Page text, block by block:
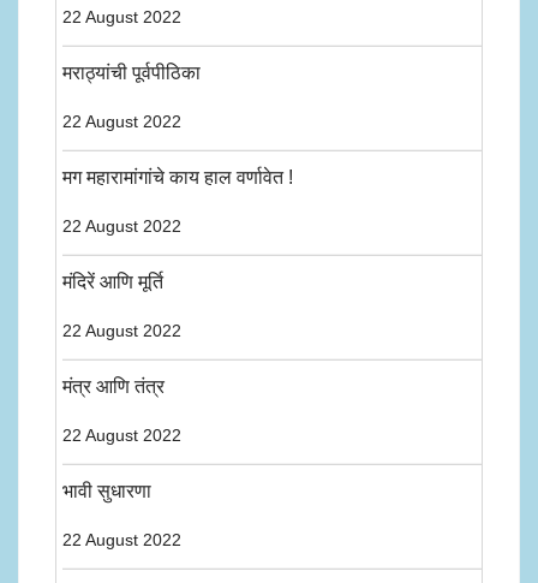
22 August 2022
मराठ्यांची पूर्वपीठिका
22 August 2022
मग महारामांगांचे काय हाल वर्णावेत !
22 August 2022
मंदिरें आणि मूर्ति
22 August 2022
मंत्र आणि तंत्र
22 August 2022
भावी सुधारणा
22 August 2022